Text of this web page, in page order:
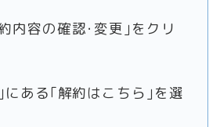
内容の確認･変更｣をクリ
にある｢解約はこちら｣を選